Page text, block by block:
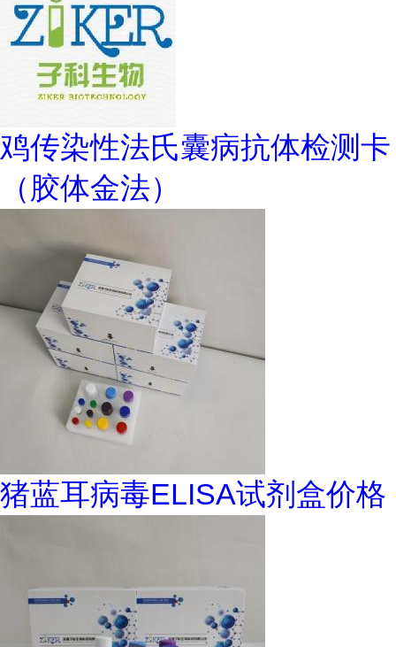
鸡传染性法氏囊病抗体检测卡
（胶体金法）
猪蓝耳病毒ELISA试剂盒价格